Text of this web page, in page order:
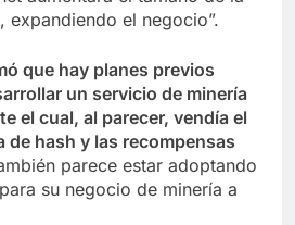
expandiendo el negocio”.
que hay planes previos
un servicio de minería
el cual, al parecer, vendía el
de hash y las recompensas
parece estar adoptando
su negocio de minería a